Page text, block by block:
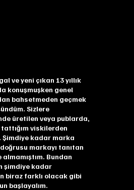
ve yeni çıkan 13 yıllık
konuşmuşken genel
bahsetmeden geçmek
Sizlere
üretilen veya publarda,
viskilerden
Şimdiye kadar marka
markayı tanıtan
almamıştım. Bundan
şimdiye kadar
biraz farklı olacak gibi
başlayalım.